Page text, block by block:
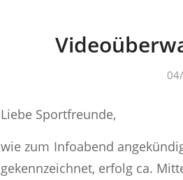
Liebe Sportfreunde,
wie zum Infoabend
gekennzeichnet, erfolg ca.